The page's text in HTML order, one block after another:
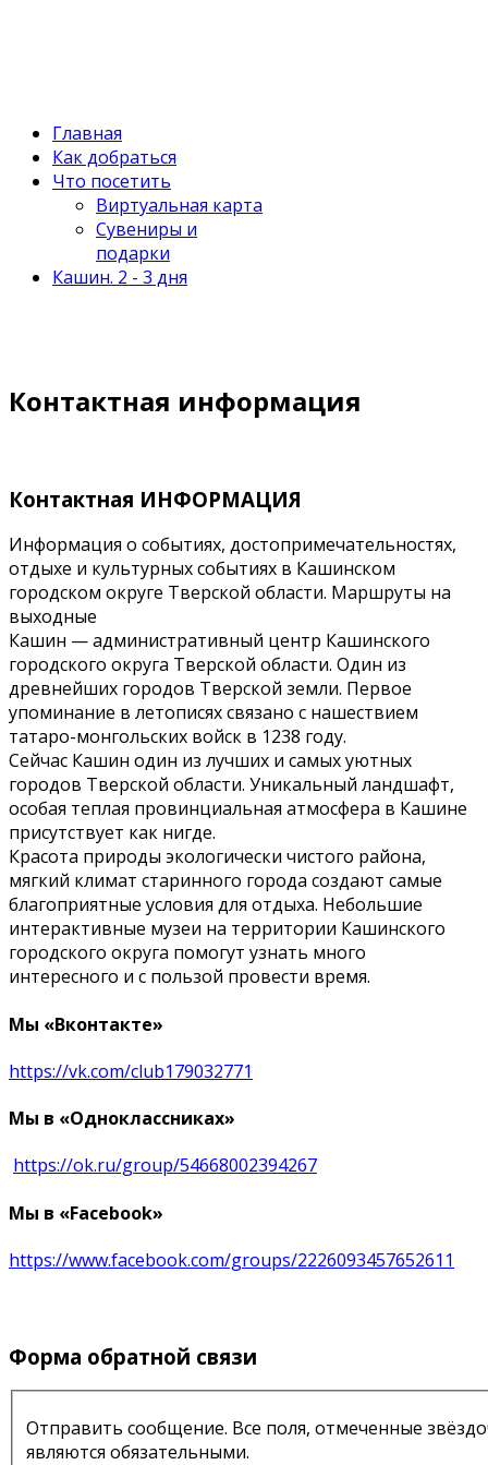
Главная
Как добраться
Что посетить
Виртуальная карта
Сувениры и
подарки
Кашин. 2 - 3 дня
Контактная информация
Контактная ИНФОРМАЦИЯ
Информация о событиях, достопримечательностях,
отдыхе и культурных событиях в Кашинском
городском округе Тверской области. Маршруты на
выходные
Кашин — административный центр Кашинского
городского округа Тверской области. Один из
древнейших городов Тверской земли. Первое
упоминание в летописях связано с нашествием
татаро-монгольских войск в 1238 году.
Сейчас Кашин один из лучших и самых уютных
городов Тверской области. Уникальный ландшафт,
особая теплая провинциальная атмосфера в Кашине
присутствует как нигде.
Красота природы экологически чистого района,
мягкий климат старинного города создают самые
благоприятные условия для отдыха. Небольшие
интерактивные музеи на территории Кашинского
городского округа помогут узнать много
интересного и с пользой провести время.
Мы «Вконтакте»
https://vk.com/club179032771
Мы в «Одноклассниках»
https://ok.ru/group/54668002394267
Мы в «Facebook»
https://www.facebook.com/groups/2226093457652611
Форма обратной связи
Отправить сообщение. Все поля, отмеченные
являются обязательными.